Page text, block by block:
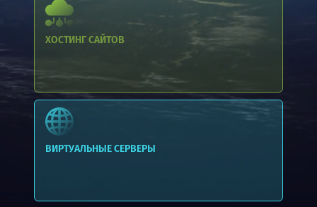
ХОСТИНГСАЙТОВ
ВИРТУАЛЬНЫЕ СЕРВЕРЫ